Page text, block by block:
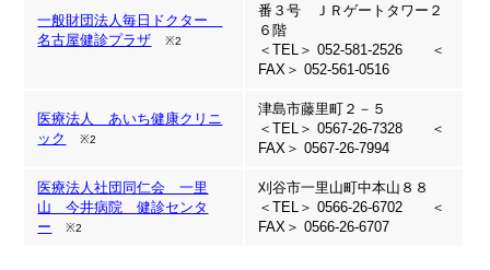
一般財団法人毎日ドクター
名古屋健診プラザ
※2
番３号 ＪＲゲートタワー２
６階
＜TEL＞ 052-581-2526 ＜
FAX＞ 052-561-0516
医療法人 あいち健康クリニ
ック
※2
津島市藤里町２－５
＜TEL＞ 0567-26-7328 ＜
FAX＞ 0567-26-7994
医療法人社団同仁会 一里
山 今井病院 健診センタ
ー
※2
刈谷市一里山町中本山８８
＜TEL＞ 0566-26-6702 ＜
FAX＞ 0566-26-6707